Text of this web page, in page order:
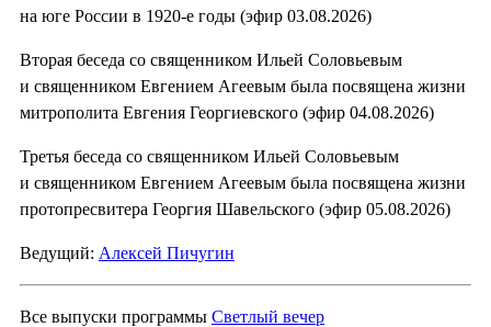
на юге России в 1920-е годы (эфир 03.08.2026)
Вторая беседа со священником Ильей Соловьевым
и священником Евгением Агеевым была посвящена жизни
митрополита Евгения Георгиевского (эфир 04.08.2026)
Третья беседа со священником Ильей Соловьевым
и священником Евгением Агеевым была посвящена жизни
протопресвитера Георгия Шавельского (эфир 05.08.2026)
Ведущий: Алексей Пичугин
Все выпуски программы Светлый вечер